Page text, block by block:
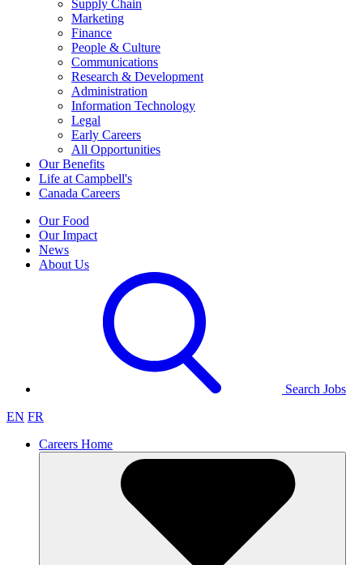
Supply Chain
Marketing
Finance
People & Culture
Communications
Research & Development
Administration
Information Technology
Legal
Early Careers
All Opportunities
Our Benefits
Life at Campbell's
Canada Careers
Our Food
Our Impact
News
About Us
Search Jobs
EN FR
Careers Home